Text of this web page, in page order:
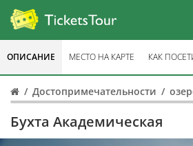
Достопримечательности
Бухта Академическая
ОПИСАНИЕ МЕСТО НА КАРТЕ КАК